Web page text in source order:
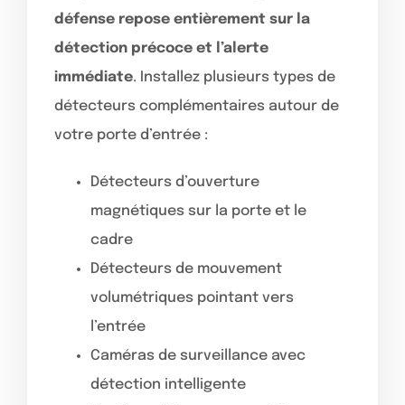
défense repose entièrement sur la
détection précoce et l’alerte
immédiate. Installez plusieurs types de
détecteurs complémentaires autour de
votre porte d’entrée :
Détecteurs d’ouverture
magnétiques sur la porte et le
cadre
Détecteurs de mouvement
volumétriques pointant vers
l’entrée
Caméras de surveillance avec
détection intelligente